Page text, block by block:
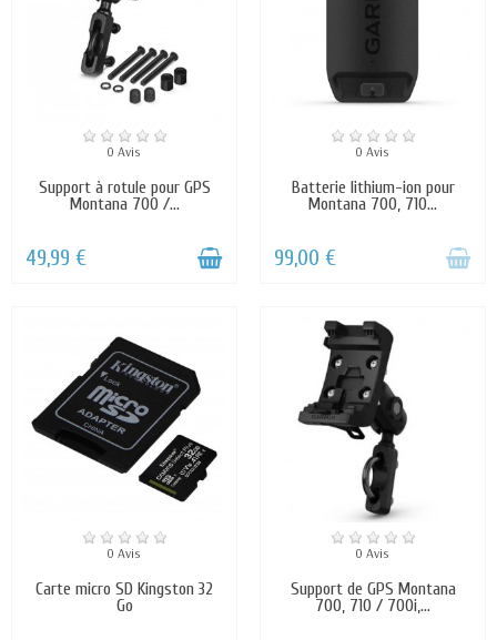
0 Avis
Support à rotule pour GPS
Montana 700 /...
49,99 €
0 Avis
Batterie lithium-ion pour
Montana 700, 710...
99,00 €
0 Avis
Carte micro SD Kingston 32
Go
0 Avis
Support de GPS Montana
700, 710 / 700i,...